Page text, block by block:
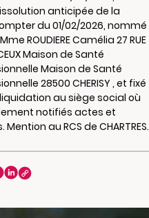
anticipée de la
du 01/02/2026, nommé
ROUDIERE Camélia 27 RUE
Maison de Santé
Maison de Santé
28500 CHERISY , et fixé
au siège social où
notifiés actes et
au RCS de CHARTRES.